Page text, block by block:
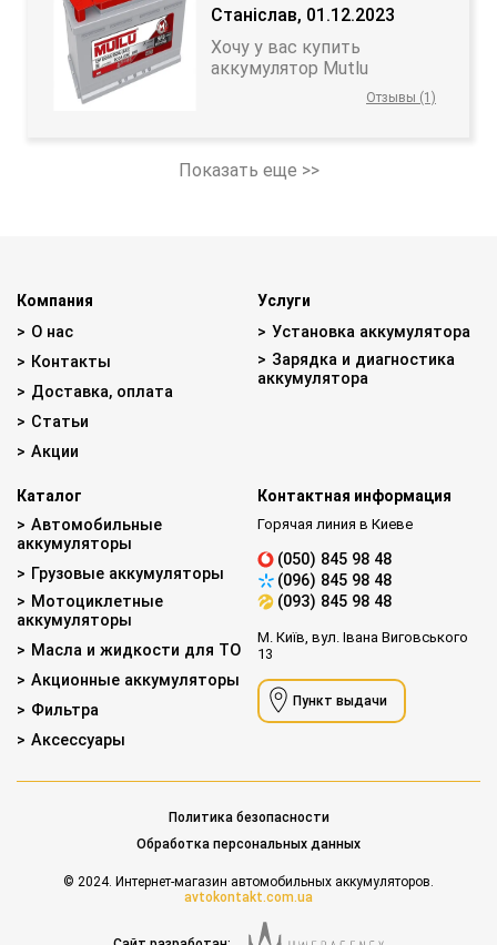
Станіслав, 01.12.2023
Хочу у вас купить
аккумулятор Mutlu
Отзывы (1)
Показать еще >>
Компания
О нас
Контакты
Доставка, оплата
Статьи
Акции
Услуги
Установка аккумулятора
Зарядка и диагностика
аккумулятора
Каталог
Автомобильные
аккумуляторы
Грузовые аккумуляторы
Мотоциклетные
аккумуляторы
Масла и жидкости для ТО
Акционные аккумуляторы
Фильтра
Аксессуары
Контактная информация
Горячая линия в Киеве
(050) 845 98 48
(096) 845 98 48
(093) 845 98 48
М. Київ, вул. Івана Виговського
13
Пункт выдачи
Политика безопасности
Обработка персональных данных
© 2024. Интернет-магазин автомобильных аккумуляторов.
avtokontakt.com.ua